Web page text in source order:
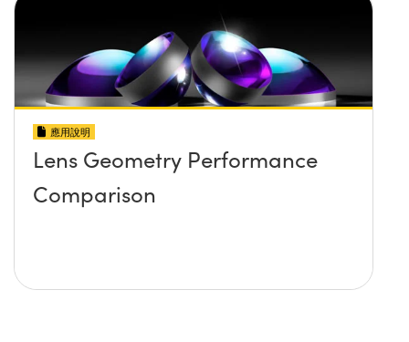
應用說明
Lens Geometry Performance
Comparison